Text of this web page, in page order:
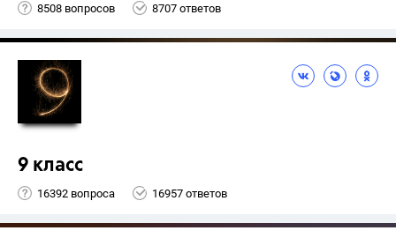
8508 вопросов 8707 ответов
9 класс
16392 вопроса 16957 ответов